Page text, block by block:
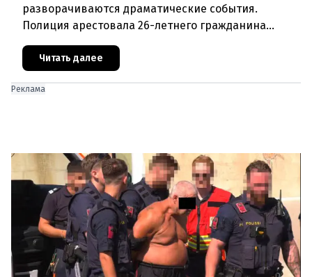
разворачиваются драматические события.
Полиция арестовала 26-летнего гражданина
Афганистана по подозрению в изнасиловании
двух 16-летних девушек.Вызов полиции и задер
Читать далее
Реклама